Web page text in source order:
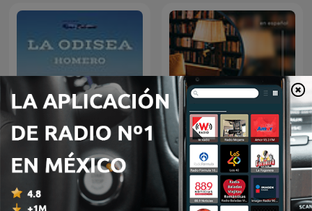
Audiolibro La Odisea |
Homero
AudioLibros